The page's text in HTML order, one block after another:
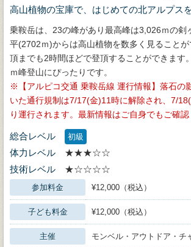
高山植物の宝庫で、はじめての北アルプス
乗鞍岳は、23の峰があり最高峰は3,026ｍの剣
平(2702ｍ)からは高山植物を数多く見ること
頂までも2時間ほどで登頂することができます
ｍ峰登山にぴったりです。
【アルピコ交通 乗鞍岳線 運行情報】落石の
いた通行規制は7/17(金)11時に解除され、7/
り運行されます。最新情報はご自身でもご確認
総合レベル 初級
体力レベル
★★★☆☆
技術レベル
★☆☆☆☆
参加料金 ¥12,000（税込）
子ども料金 ¥12,000（税込）
主催 モンベル・アウトドア・チ